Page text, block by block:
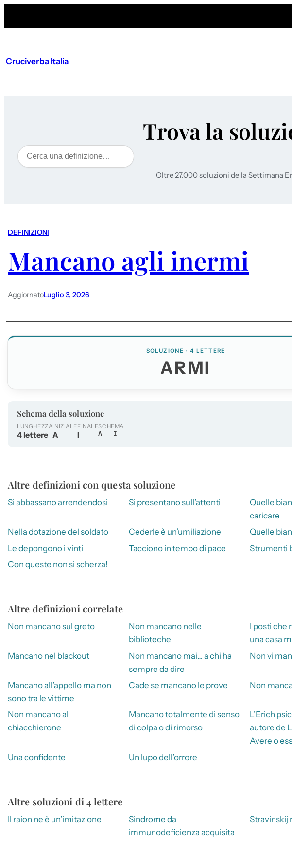
Cruciverba Italia
Trova la
Cerca
Oltre 27.000 soluzioni della Settimana
DEFINIZIONI
Mancano agli inermi
AggiornatoLuglio 3, 2026
SOLUZIONE · 4 LETTERE
ARMI
Schema della soluzione
LUNGHEZZA
4 lettere
INIZIALE
A
FINALE
I
SCHEMA
A__I
Altre definizioni con questa soluzione
Si abbassano arrendendosi Si presentano sull’attenti
Quelle
caricare
Nella dotazione del soldato
Cederle è un’umiliazione
Quelle
Le depongono i vinti
Tacciono in tempo di pace
Strumenti
Con queste non si scherza!
Altre definizioni correlate
Non mancano sul greto
Non mancano nelle
biblioteche
I posti che
una casa
Mancano nel blackout
Non mancano mai… a chi ha
sempre da dire
Non vi
Mancano all’appello ma non
sono tra le vittime
Cade se mancano le prove Non
Non mancano al
chiacchierone
Mancano totalmente di senso
di colpa o di rimorso
L’Erich
autore de
Avere o
Una confidente
Un lupo dell’orrore
Altre soluzioni di 4 lettere
Il raion ne è un’imitazione
Sindrome da
immunodeficienza acquisita
Stravinskij